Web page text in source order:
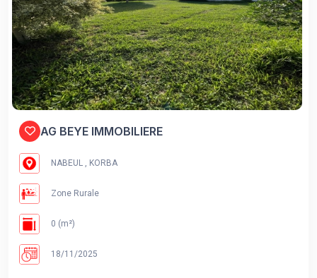
AG BEYE IMMOBILIERE
NABEUL , KORBA
Zone Rurale
0 (m²)
18/11/2025